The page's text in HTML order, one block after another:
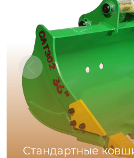
Стандартные